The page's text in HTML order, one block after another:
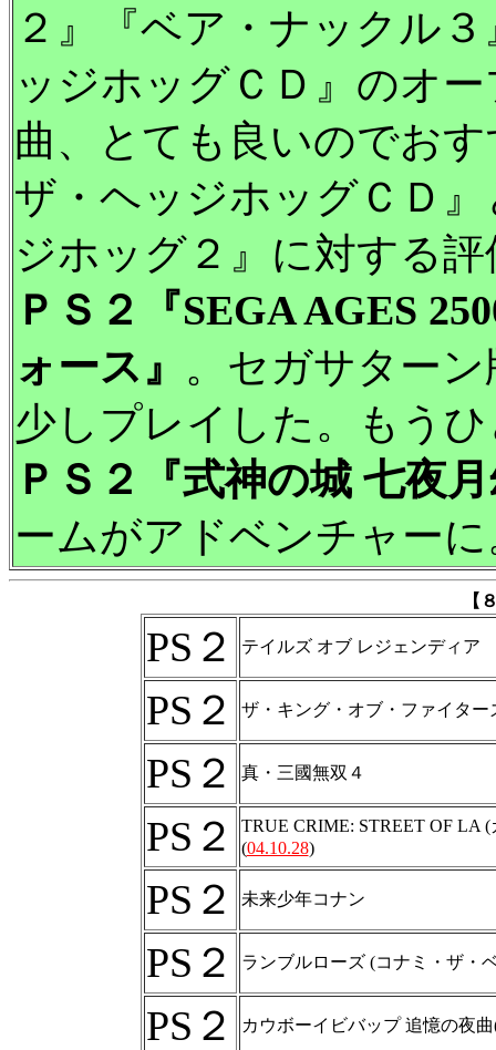
２』『ベア・ナックル
ッジホッグＣＤ』のオ
曲、とても良いのでお
ザ・ヘッジホッグＣＤ
ジホッグ２』に対する
ＰＳ２『SEGA AGES
ォース』 。セガサターン
少しプレイした。もう
ＰＳ２『式神の城 七夜
ームがアドベンチャーに
【
PS２ テイルズ オブ レジェンディア
PS２ ザ・キング・オブ・ファイター
PS２ 真・三國無双４
PS２
TRUE CRIME: STREET OF LA
(04.10.28)
PS２ 未来少年コナン
PS２ ランブルローズ (コナミ・ザ・
PS２ カウボーイビバップ 追憶の夜